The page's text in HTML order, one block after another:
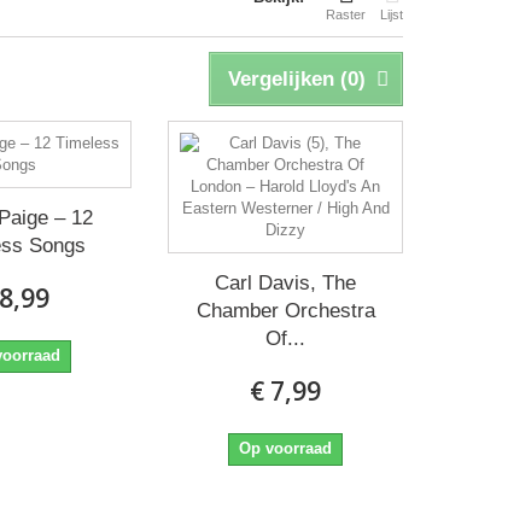
Raster Lijst
Vergelijken (0)
– 12
Songs
Carl Davis, The
Chamber Orchestra
Of...
€ 7,99
Op voorraad